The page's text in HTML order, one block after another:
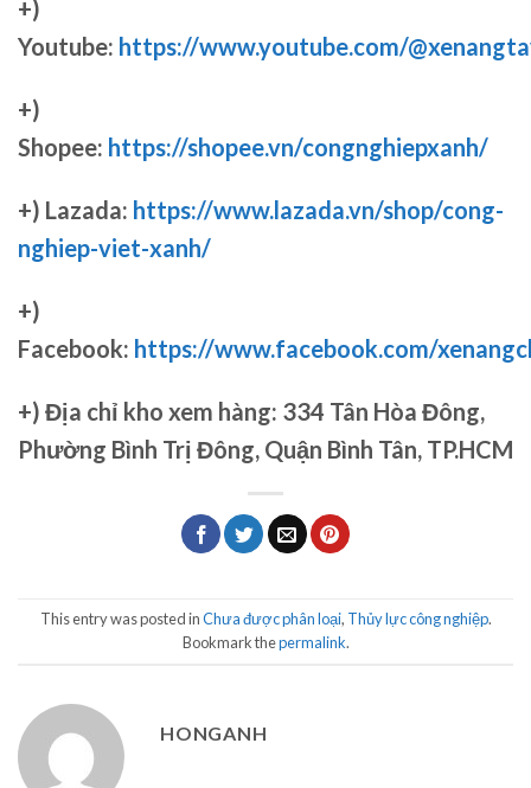
+)
Youtube: https://www.youtube.com/
+)
Shopee: https://shopee.vn/congnghiepxanh/
+) Lazada: https://www.lazada.vn/shop/cong-
nghiep-viet-xanh/
+)
Facebook: https://www.facebook.com/
+) Địa chỉ kho xem hàng: 334 Tân Hòa Đông,
Phường Bình Trị Đông, Quận Bình Tân, TP.HCM
This entry was posted inChưa được phân loại, Thủy lực công nghiệp.
Bookmark thepermalink.
HONGANH